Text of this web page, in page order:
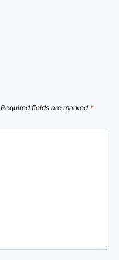
Required fields are marked *